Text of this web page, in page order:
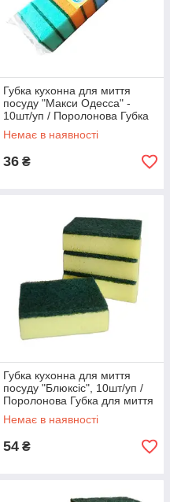
Губка кухонна для миття
посуду "Макси Одесса" -
10шт/уп / Поролонова Губка
для миття посуду
Немає в наявності
36 ₴
Губка кухонна для миття
посуду "Блюксіс", 10шт/уп /
Поролонова Губка для миття
посуду
Немає в наявності
54 ₴